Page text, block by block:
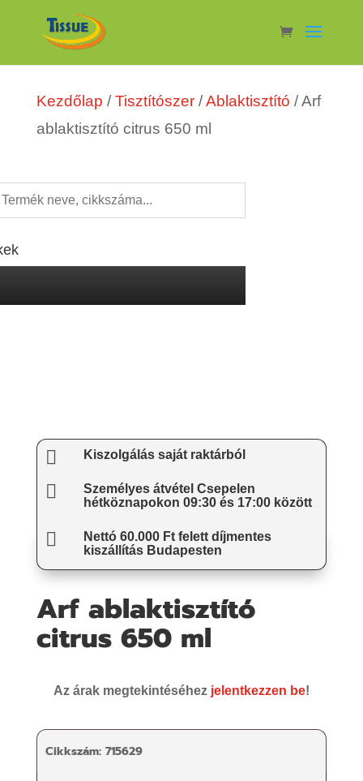
Kezdőlap / Tisztítószer/Ablaktisztító / Arf
ablaktisztító citrus 650 ml
 Kiszolgálás saját raktárból

Személyes átvétel Csepelen
hétköznapokon 09:30 és 17:00 között

Nettó 60.000 Ft felett díjmentes
kiszállítás Budapesten
Arf ablaktisztító
citrus 650 ml
Az árak megtekintéséhezjelentkezzen be!
Cikkszám: 715629